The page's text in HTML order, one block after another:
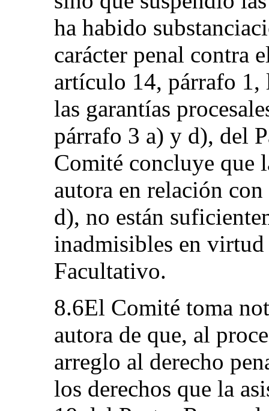
ha habido
carácter penal contra
artículo 14, párrafo 1,
las garantías
párrafo 3 a) y d), del
Comité concluye que
autora en relación
d), no están
inadmisibles en
Facultativo.
8.6El Comité toma
autora de que, al
arreglo al derecho
los derechos que la